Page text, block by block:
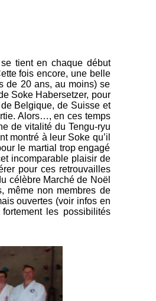
tient en chaque début
fois encore, une belle
de 20 ans, au moins) se
Soke Habersetzer, pour
Belgique, de Suisse et
Alors…, en ces temps
de vitalité du Tengu-ryu
montré à leur Soke qu’il
le martial trop engagé
incomparable plaisir de
pour ces retrouvailles
célèbre Marché de Noël
même non membres de
ouvertes (voir infos en
les possibilités